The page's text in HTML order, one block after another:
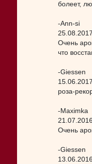
болеет,
-Ann-si
Очень
что
-Giessen
роза-
-Maximka
Очень
-Giessen